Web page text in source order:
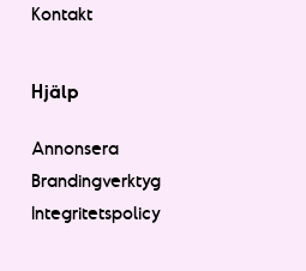
Kontakt
Hjälp
Annonsera
Brandingverktyg
Integritetspolicy